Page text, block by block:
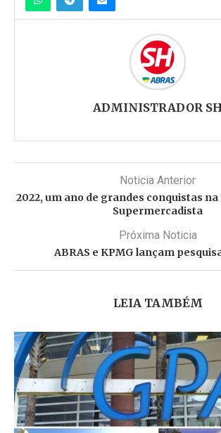
ADMINISTRADOR SH
Noticia Anterior
2022, um ano de grandes conquistas na
Supermercadista
Próxima Noticia
ABRAS e KPMG lançam
LEIA TAMBÉM